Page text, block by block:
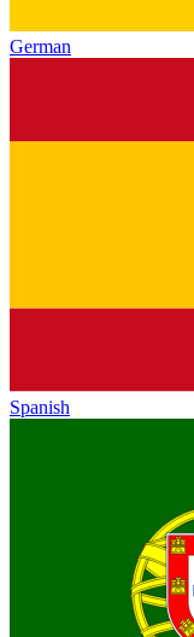
German
Spanish